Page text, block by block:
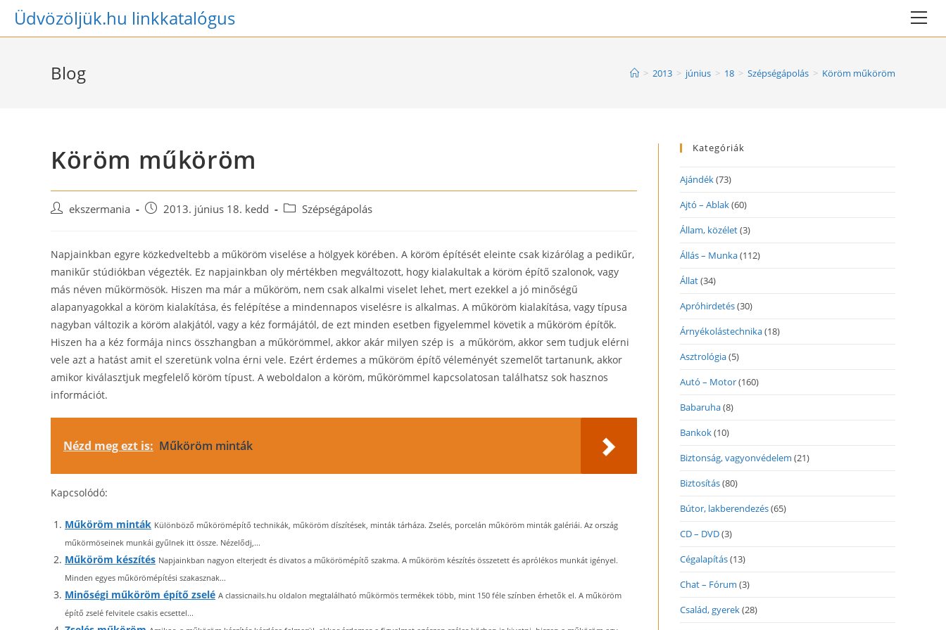
SkipÜdvözöljük.hu linkkatalógus
Blog > 2013 > június > 18 > Szépségápolás > Köröm műköröm
Köröm műköröm
Post ekszermania
Post 2013. június 18. kedd
PostSzépségápolás
Napjainkban egyre közkedveltebb a műköröm viselése a hölgyek körében. A köröm építését eleinte csak kizárólag a pedikűr,
manikűr stúdiókban végezték. Ez napjainkban oly mértékben megváltozott, hogy kialakultak a köröm építő szalonok, vagy
más néven műkörmösök. Hiszen ma már a műköröm, nem csak alkalmi viselet lehet, mert ezekkel a jó minőségű
alapanyagokkal a köröm kialakítása, és felépítése a mindennapos viselésre is alkalmas. A műköröm kialakítása, vagy típusa
nagyban változik a köröm alakjától, vagy a kéz formájától, de ezt minden esetben figyelemmel követik a műköröm építők.
Hiszen ha a kéz formája nincs összhangban a műkörömmel, akkor akár milyen szép is a műköröm, akkor sem tudjuk elérni
vele azt a hatást amit el szeretünk volna érni vele. Ezért érdemes a műköröm építő véleményét szemelőt tartanunk, akkor
amikor kiválasztjuk megfelelő köröm típust. A weboldalon a köröm, műkörömmel kapcsolatosan találhatsz sok hasznos
információt.
Nézd meg ezt is: Műköröm minták
Kapcsolódó:
Műköröm minták Különböző műkörömépítő technikák, műköröm díszítések, minták tárháza. Zselés, porcelán műköröm minták galériái. Az ország
műkörmöseinek munkái gyűlnek itt össze. Nézelődj,...
Műköröm készítés Napjainkban nagyon elterjedt és divatos a műkörömépítő szakma. A műköröm készítés összetett és aprólékos munkát igényel.
Minden egyes műkörömépítési szakasznak...
Minőségi műköröm építő zselé A classicnails.hu oldalon megtalálható műkörmös termékek több, mint 150 féle színben érhetők el. A műköröm
építő zselé felvitele csakis ecsettel...
Kategóriák
Ajándék(73)
Ajtó – Ablak(60)
Állam, közélet(3)
Állás – Munka(112)
Állat(34)
Apróhirdetés(30)
Árnyékolástechnika(18)
Asztrológia(5)
Autó – Motor(160)
Babaruha(8)
Bankok(10)
Biztonság, vagyonvédelem (21)
Biztosítás(80)
Bútor, lakberendezés(65)
CD – DVD(3)
Cégalapítás(13)
Chat – Fórum (3)
Család, gyerek(28)